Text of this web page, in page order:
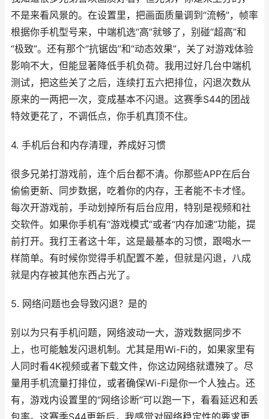
不是来看风景的。在设置里，把画面质量调到“流畅”，帧率
根据你手机型号来，中端机选“高”就够了，别碰“超高”和
“极致”。还有那个“抗锯齿”和“动态效果”，关了对游戏体验
影响不大，但能显著降低手机负荷。我用过好几台中端机
测试，把这些关了之后，连续打五六把排位，闪退次数从
原来的一两把一次，变成基本不闪退。这赛季S44的团战
特效更花了，不调低点，你手机真顶不住。
4. 手机后台和内存清理，养成好习惯
很多兄弟打游戏前，连个后台都不清。你那些APP在后台
偷偷更新、同步数据，吃着你的内存，王者能不卡才怪。
每次开游戏前，手动划掉所有后台应用，特别是视频和社
交软件。如果你手机有“游戏模式”或者“内存加速”功能，提
前打开。我打王者这十年，这是最基本的习惯，跟喝水一
样简单。有时候你觉得手机配置不差，但就是闪退，八成
就是内存被其他东西占光了。
5. 网络问题也会导致闪退？是的
别以为只有手机问题，网络波动一大，游戏数据同步不
上，也可能触发闪退机制。尤其是用Wi-Fi的，如果家里有
人同时看4K视频或者下载文件，你这边网络就遭殃了。尽
量用手机流量打排位，或者确保Wi-Fi是你一个人独占。还
有，游戏内设置里的“网络诊断”可以跑一下，看看延迟和丢